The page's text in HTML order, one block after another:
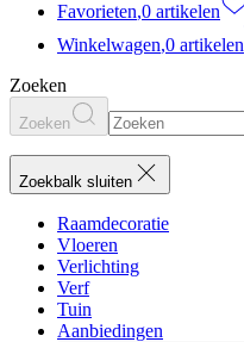
Favorieten,0 artikelen
Winkelwagen,0 artikelen
Zoeken
Zoeken
Zoekbalk sluiten
Raamdecoratie
Vloeren
Verlichting
Verf
Tuin
Aanbiedingen